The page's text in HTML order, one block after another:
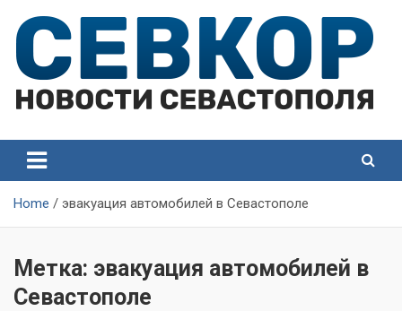
content
Севастополя
Севастополя
Home эвакуация автомобилей в Севастополе
Метка: эвакуация автомобилей в
Севастополе